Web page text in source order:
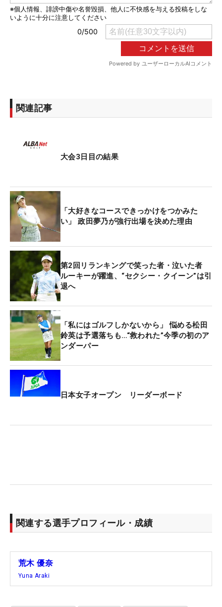
関連記事
大会3日目の結果
「大好きなコースできっかけをつかみた
い」 政田夢乃が強行出場を決めた理由
第2回リランキングで笑った者・泣いた者
ルーキーが躍進、“セクシー・クイーン”は引
退へ
「私にはゴルフしかないから」 悩める松田
鈴英は予選落ちも…“救われた”今季の初のア
ンダーパー
日本女子オープン リーダーボード
関連する選手プロフィール・成績
荒木 優奈
Yuna Araki